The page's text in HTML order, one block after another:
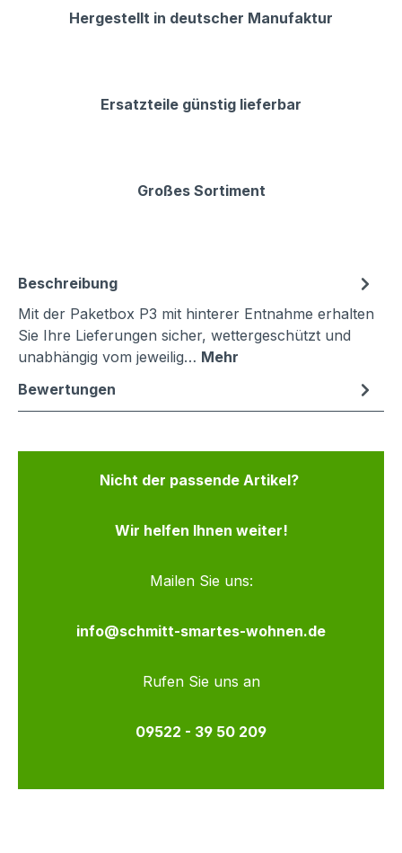
Hergestellt in deutscher Manufaktur
Ersatzteile günstig lieferbar
Großes Sortiment
Beschreibung
Mit der Paketbox P3 mit hinterer Entnahme erhalten
Sie Ihre Lieferungen sicher, wettergeschützt und
unabhängig vom jeweilig… Mehr
Bewertungen
Nicht der passende Artikel?
Wir helfen Ihnen weiter!
Mailen Sie uns:
info@schmitt-smartes-wohnen.de
Rufen Sie uns an
09522 - 39 50 209